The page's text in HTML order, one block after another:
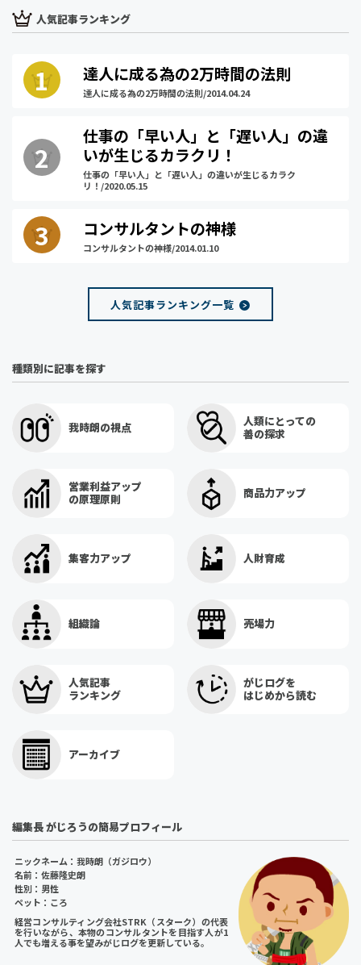
o
r
人気記事ランキング
達人に成る為の2万時間の法則
達人に成る為の2万時間の法則/2014.04.24
仕事の「早い人」と「遅い人」の違
いが生じるカラクリ！
仕事の「早い人」と「遅い人」の違いが生じるカラク
リ！/2020.05.15
コンサルタントの神様
コンサルタントの神様/2014.01.10
人気記事ランキング一覧
種類別に記事を探す
我時朗の視点
人類にとっての
善の探求
営業利益アップ
の原理原則
商品力アップ
集客力アップ 人財育成
組織論 売場力
人気記事
ランキング
がじログを
はじめから読む
アーカイブ
編集長 がじろうの簡易プロフィール
ニックネーム：我時朗（ガジロウ）
名前：佐藤隆史朗
性別：男性
ペット：ころ
経営コンサルティング会社STRK（スターク）の代表
を行いながら、本物のコンサルタントを目指す人が1
人でも増える事を望みがじログを更新している。